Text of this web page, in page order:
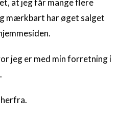
at jeg får mange flere
mærkbart har øget salget
jeg er med min forretning i